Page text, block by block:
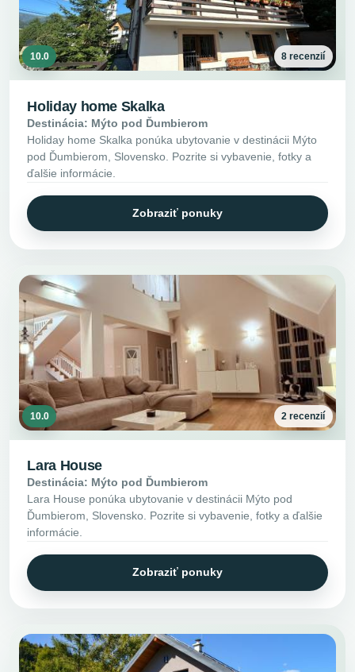
10.0 8 recenzií
Holiday home Skalka
Destinácia: Mýto pod Ďumbierom
Holiday home Skalka ponúka ubytovanie v destinácii Mýto
pod Ďumbierom, Slovensko. Pozrite si vybavenie, fotky a
ďalšie informácie.
Zobraziť ponuky
10.0 2 recenzií
Lara House
Destinácia: Mýto pod Ďumbierom
Lara House ponúka ubytovanie v destinácii Mýto pod
Ďumbierom, Slovensko. Pozrite si vybavenie, fotky a ďalšie
informácie.
Zobraziť ponuky